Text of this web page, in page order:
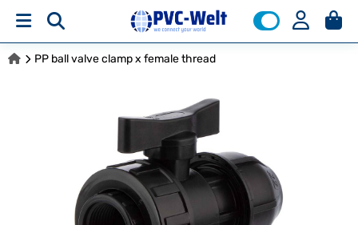
PP ball valve clamp x female thread